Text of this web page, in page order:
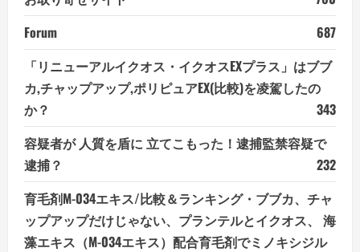
Forum
687
「リニューアルイクオス・イクオスEXプラス」はブブ
カ,チャップアップ,ポリピュアEX(比較)を凌駕したの
か？
343
容疑者が 人質を盾に 立てこもった！逮捕監禁容疑で
逮捕？
232
育毛剤M-034エキス/比較＆ランキング・ブブカ、チャ
ップアップだけじゃない、プランテルとイクオス、 海
藻エキス（M-034エキス）配合育毛剤でミノキシジル